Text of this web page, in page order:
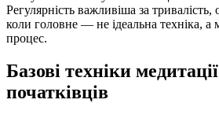
Регулярність важливіша за
коли головне — не ідеальна техніка, а
процес.
Базові техніки
початківців